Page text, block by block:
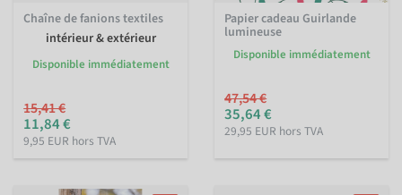
Chaîne de fanions textiles
intérieur & extérieur
Disponible immédiatement
15,41 €
11,84 €
9,95 EUR hors TVA
Papier cadeau Guirlande
lumineuse
Disponible immédiatement
47,54 €
35,64 €
29,95 EUR hors TVA